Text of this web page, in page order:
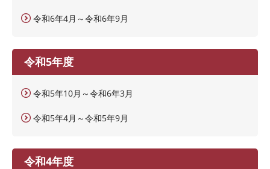
令和6年4月～令和6年9月
令和5年度
令和5年10月～令和6年3月
令和5年4月～令和5年9月
令和4年度